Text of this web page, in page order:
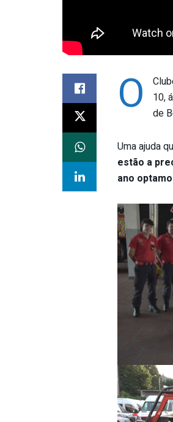
O
10,
de
Uma ajuda
estão a
ano